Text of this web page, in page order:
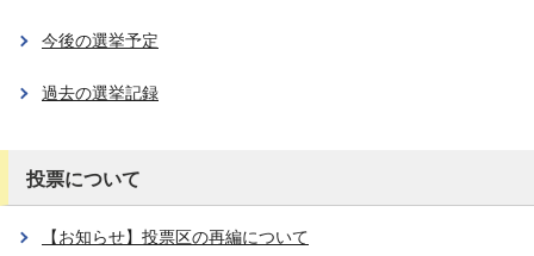
今後の選挙予定
過去の選挙記録
投票について
【お知らせ】投票区の再編について